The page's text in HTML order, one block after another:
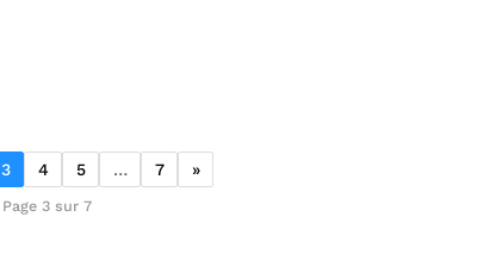
3 4 5 … 7 »
Page 3 sur 7